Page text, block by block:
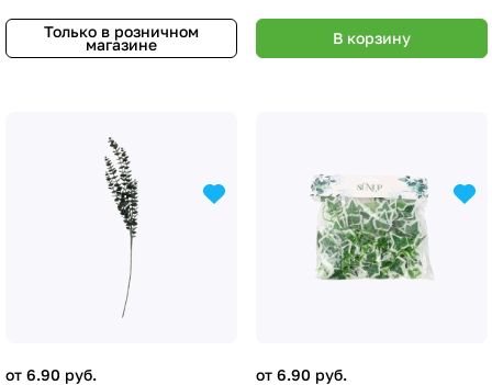
Только в розничном
магазине В корзину
от 6.90 руб.
от 6.90 руб.